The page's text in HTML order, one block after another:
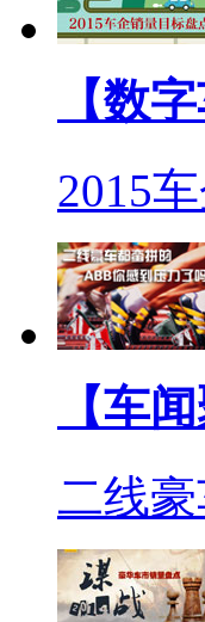
【数
2015
【车
二线